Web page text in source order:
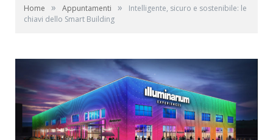
Home » Appuntamenti »
Intelligente, sicuro e sostenibile: le
chiavi dello Smart Building